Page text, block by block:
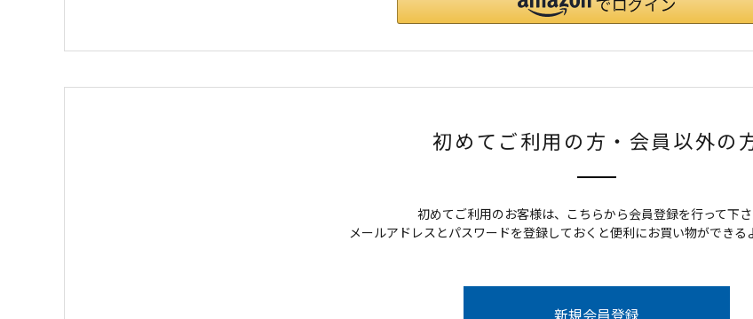
初めてご利用の方・会員以外の
初めてご利用のお客様は、こちらから会員登録を行って下さ
メールアドレスとパスワードを登録しておくと便利にお買い物ができる